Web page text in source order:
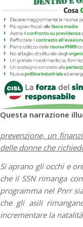
Questa narrazione
prevenzione, un
delle donne che
Si aprano gli occhi e
che il SSN rimanga
programma nel Pnrr
che gli asili
incrementare la